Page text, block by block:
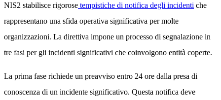
NIS2 stabilisce rigorose tempistiche di notifica degli incidenti che
rappresentano una sfida operativa significativa per molte
organizzazioni. La direttiva impone un processo di segnalazione in
tre fasi per gli incidenti significativi che coinvolgono entità coperte.
La prima fase richiede un preavviso entro 24 ore dalla presa di
conoscenza di un incidente significativo. Questa notifica deve